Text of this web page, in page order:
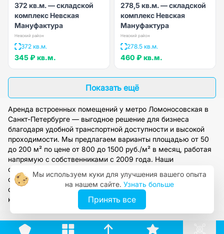
372 кв.м. — складской
комплекс Невская
Мануфактура
Невский район
372 кв.м.
345 ₽ кв.м.
278,5 кв.м. — складской
комплекс Невская
Мануфактура
Невский район
278.5 кв.м.
460 ₽ кв.м.
Показать ещё
Аренда встроенных помещений у метро Ломоносовская в
Санкт-Петербурге — выгодное решение для бизнеса
благодаря удобной транспортной доступности и высокой
проходимости. Мы предлагаем варианты площадью от 50
до 200 м² по цене от 800 до 1500 руб./м² в месяц, работая
напрямую с собственниками с 2009 года. Наши
специалисты подберут помещение под ваши задачи,
организуют просмотр и предоставят полное юридическое
сопровождение. Оставьте заявку на сайте, чтобы получить
консультацию и доступ к актуальной базе объектов.
Мы используем куки для улучшения вашего опыта
на нашем сайте. Узнать больше
Принять все